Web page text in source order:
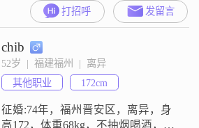
打招呼 发留言
chib
52岁  |  福建福州  |  离异
其他职业
172cm
征婚:74年，福州晋安区，离异，身
高172，体重68kg，不抽烟喝酒，带